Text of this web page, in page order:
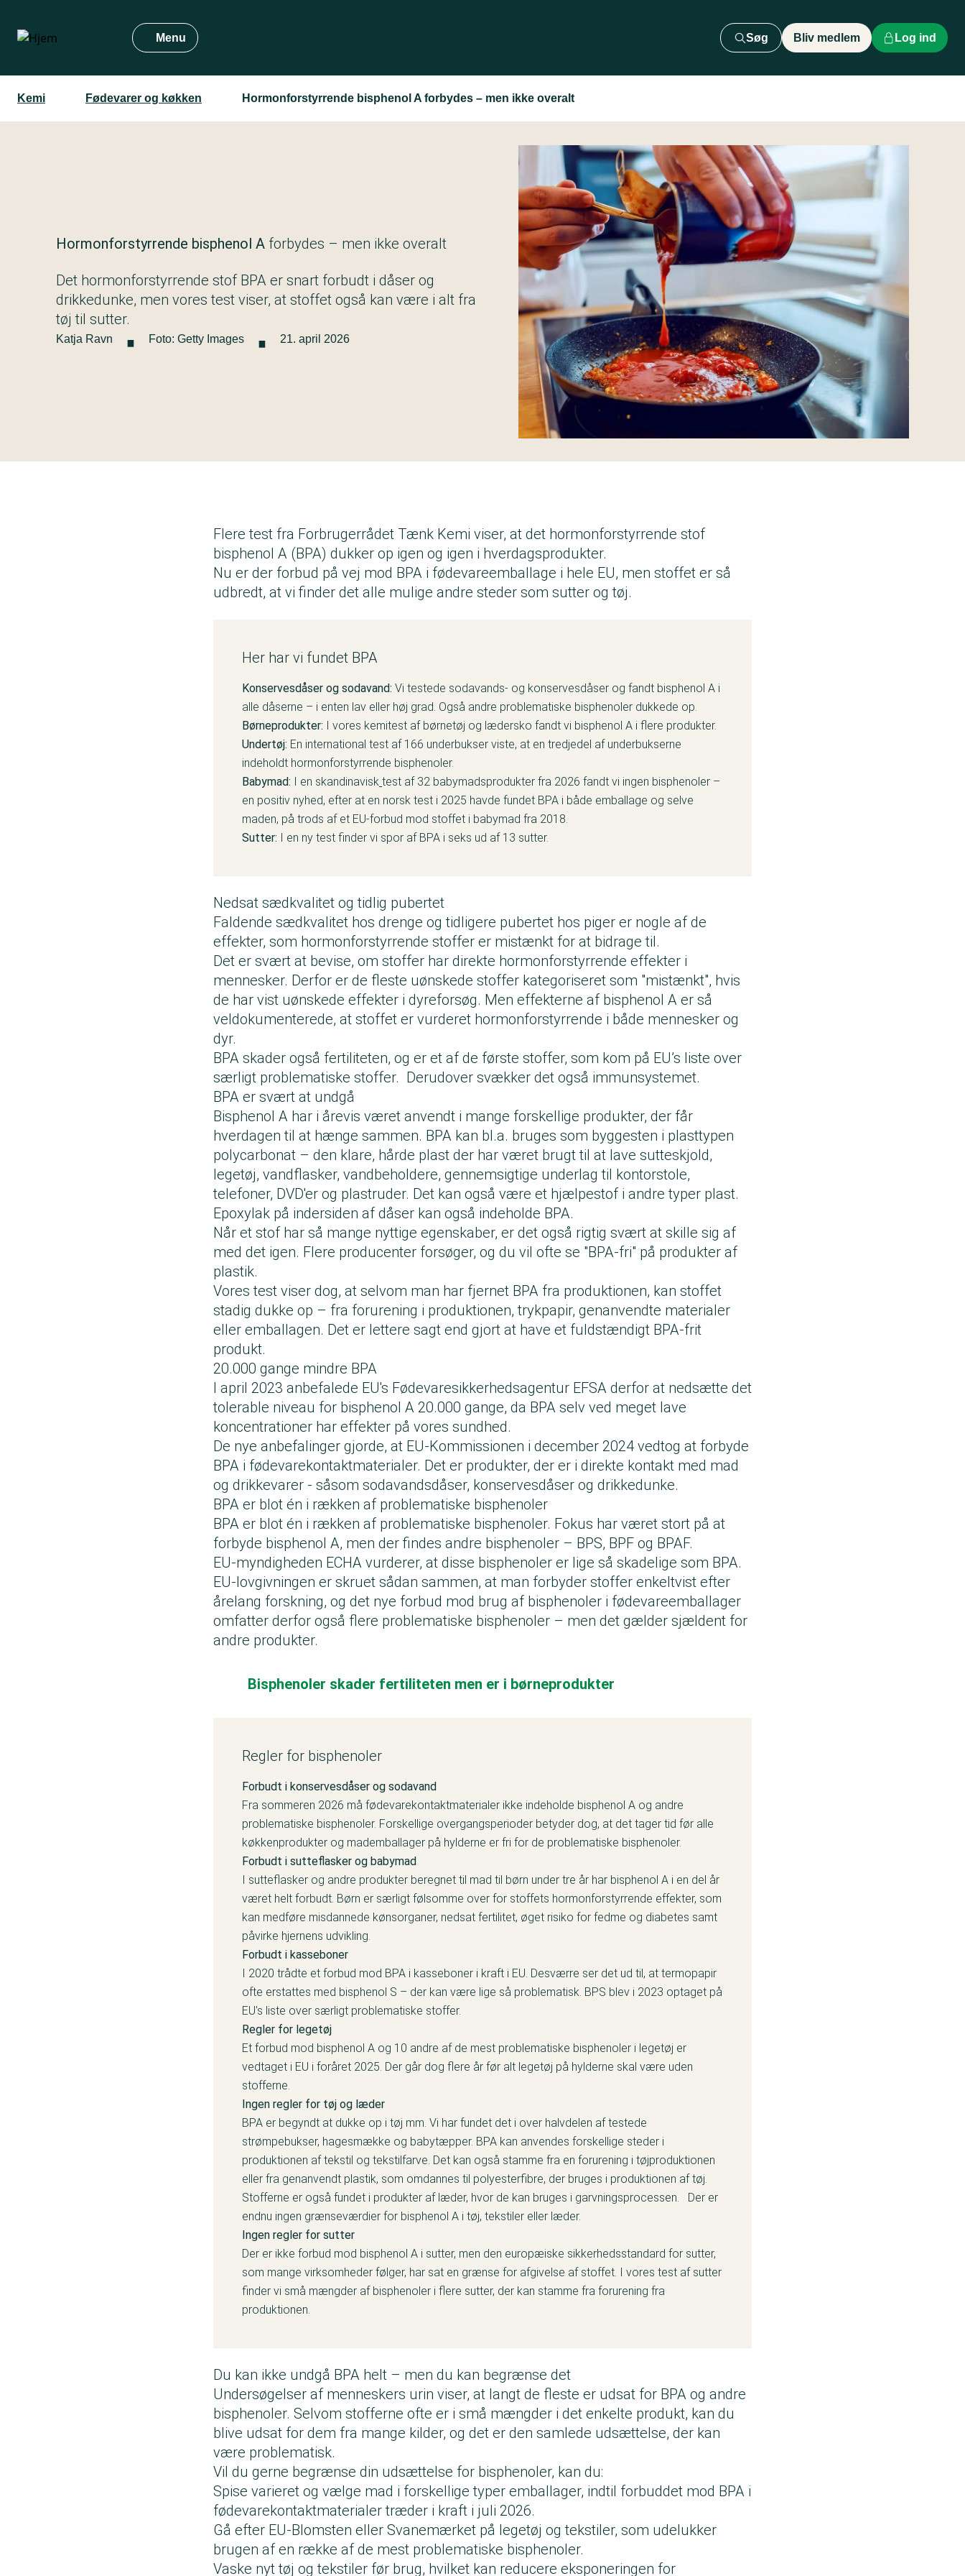
hovedindhold
Menu Søg Bliv medlem Log ind
Kemi Fødevarer og køkken Hormonforstyrrende bisphenol A forbydes – men ikke overalt
Hormonforstyrrende bisphenol A forbydes – men ikke overalt
Det hormonforstyrrende stof BPA er snart forbudt i dåser og
drikkedunke, men vores test viser, at stoffet også kan være i alt fra
tøj til sutter.
Katja Ravn · Foto: Getty Images · 21. april 2026
Flere test fra Forbrugerrådet Tænk Kemi viser, at det hormonforstyrrende stof
bisphenol A (BPA) dukker op igen og igen i hverdagsprodukter.
Nu er der forbud på vej mod BPA i fødevareemballage i hele EU, men stoffet er så
udbredt, at vi finder det alle mulige andre steder som sutter og tøj.
Her har vi fundet BPA
Konservesdåser og sodavand: Vi testede sodavands- og konservesdåser og fandt bisphenol A i
alle dåserne – i enten lav eller høj grad. Også andre problematiske bisphenoler dukkede op.
Børneprodukter: I vores kemitest af børnetøj og lædersko fandt vi bisphenol A i flere produkter.
Undertøj: En international test af 166 underbukser viste, at en tredjedel af underbukserne
indeholdt hormonforstyrrende bisphenoler.
Babymad: I en skandinavisk test af 32 babymadsprodukter fra 2026 fandt vi ingen bisphenoler –
en positiv nyhed, efter at en norsk test i 2025 havde fundet BPA i både emballage og selve
maden, på trods af et EU-forbud mod stoffet i babymad fra 2018.
Sutter: I en ny test finder vi spor af BPA i seks ud af 13 sutter.
Nedsat sædkvalitet og tidlig pubertet
Faldende sædkvalitet hos drenge og tidligere pubertet hos piger er nogle af de
effekter, som hormonforstyrrende stoffer er mistænkt for at bidrage til.
Det er svært at bevise, om stoffer har direkte hormonforstyrrende effekter i
mennesker. Derfor er de fleste uønskede stoffer kategoriseret som "mistænkt", hvis
de har vist uønskede effekter i dyreforsøg. Men effekterne af bisphenol A er så
veldokumenterede, at stoffet er vurderet hormonforstyrrende i både mennesker og
dyr.
BPA skader også fertiliteten, og er et af de første stoffer, som kom på EU’s liste over
særligt problematiske stoffer. Derudover svækker det også immunsystemet.
BPA er svært at undgå
Bisphenol A har i årevis været anvendt i mange forskellige produkter, der får
hverdagen til at hænge sammen. BPA kan bl.a. bruges som byggesten i plasttypen
polycarbonat – den klare, hårde plast der har været brugt til at lave sutteskjold,
legetøj, vandflasker, vandbeholdere, gennemsigtige underlag til kontorstole,
telefoner, DVD'er og plastruder. Det kan også være et hjælpestof i andre typer plast.
Epoxylak på indersiden af dåser kan også indeholde BPA.
Når et stof har så mange nyttige egenskaber, er det også rigtig svært at skille sig af
med det igen. Flere producenter forsøger, og du vil ofte se "BPA-fri" på produkter af
plastik.
Vores test viser dog, at selvom man har fjernet BPA fra produktionen, kan stoffet
stadig dukke op – fra forurening i produktionen, trykpapir, genanvendte materialer
eller emballagen. Det er lettere sagt end gjort at have et fuldstændigt BPA-frit
produkt.
20.000 gange mindre BPA
I april 2023 anbefalede EU's Fødevaresikkerhedsagentur EFSA derfor at nedsætte det
tolerable niveau for bisphenol A 20.000 gange, da BPA selv ved meget lave
koncentrationer har effekter på vores sundhed.
De nye anbefalinger gjorde, at EU-Kommissionen i december 2024 vedtog at forbyde
BPA i fødevarekontaktmaterialer. Det er produkter, der er i direkte kontakt med mad
og drikkevarer - såsom sodavandsdåser, konservesdåser og drikkedunke.
BPA er blot én i rækken af problematiske bisphenoler
BPA er blot én i rækken af problematiske bisphenoler. Fokus har været stort på at
forbyde bisphenol A, men der findes andre bisphenoler – BPS, BPF og BPAF.
EU-myndigheden ECHA vurderer, at disse bisphenoler er lige så skadelige som BPA.
EU-lovgivningen er skruet sådan sammen, at man forbyder stoffer enkeltvist efter
årelang forskning, og det nye forbud mod brug af bisphenoler i fødevareemballager
omfatter derfor også flere problematiske bisphenoler – men det gælder sjældent for
andre produkter.
Bisphenoler skader fertiliteten men er i børneprodukter
Regler for bisphenoler
Forbudt i konservesdåser og sodavand
Fra sommeren 2026 må fødevarekontaktmaterialer ikke indeholde bisphenol A og andre
problematiske bisphenoler. Forskellige overgangsperioder betyder dog, at det tager tid før alle
køkkenprodukter og mademballager på hylderne er fri for de problematiske bisphenoler.
Forbudt i sutteflasker og babymad
I sutteflasker og andre produkter beregnet til mad til børn under tre år har bisphenol A i en del år
været helt forbudt. Børn er særligt følsomme over for stoffets hormonforstyrrende effekter, som
kan medføre misdannede kønsorganer, nedsat fertilitet, øget risiko for fedme og diabetes samt
påvirke hjernens udvikling.
Forbudt i kasseboner
I 2020 trådte et forbud mod BPA i kasseboner i kraft i EU. Desværre ser det ud til, at termopapir
ofte erstattes med bisphenol S – der kan være lige så problematisk. BPS blev i 2023 optaget på
EU's liste over særligt problematiske stoffer.
Regler for legetøj
Et forbud mod bisphenol A og 10 andre af de mest problematiske bisphenoler i legetøj er
vedtaget i EU i foråret 2025. Der går dog flere år før alt legetøj på hylderne skal være uden
stofferne.
Ingen regler for tøj og læder
BPA er begyndt at dukke op i tøj mm. Vi har fundet det i over halvdelen aftestede
strømpebukser, hagesmække og babytæpper. BPA kan anvendes forskellige steder i
produktionen af tekstil og tekstilfarve. Det kan også stamme fra en forurening i tøjproduktionen
eller fra genanvendt plastik, som omdannes til polyesterfibre, der bruges i produktionen af tøj.
Stofferne er også fundet i produkter af læder, hvor de kan bruges i garvningsprocessen. Der er
endnu ingen grænseværdier for bisphenol A i tøj, tekstiler eller læder.
Ingen regler for sutter
Der er ikke forbud mod bisphenol A i sutter, men den europæiske sikkerhedsstandard for sutter,
som mange virksomheder følger, har sat en grænse for afgivelse af stoffet. I vores test af sutter
finder vi små mængder af bisphenoler i flere sutter, der kan stamme fra forurening fra
produktionen.
Du kan ikke undgå BPA helt – men du kan begrænse det
Undersøgelser af menneskers urin viser, at langt de fleste er udsat for BPA og andre
bisphenoler. Selvom stofferne ofte er i små mængder i det enkelte produkt, kan du
blive udsat for dem fra mange kilder, og det er den samlede udsættelse, der kan
være problematisk.
Vil du gerne begrænse din udsættelse for bisphenoler, kan du:
Spise varieret og vælge mad i forskellige typer emballager, indtil forbuddet mod BPA i
fødevarekontaktmaterialer træder i kraft i juli 2026.
Gå efter EU-Blomsten eller Svanemærket på legetøj og tekstiler, som udelukker
brugen af en række af de mest problematiske bisphenoler.
Vaske nyt tøj og tekstiler før brug, hvilket kan reducere eksponeringen for